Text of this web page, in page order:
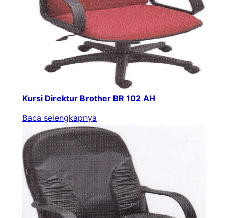
Kursi Direktur Brother BR 102 AH
Baca selengkapnya